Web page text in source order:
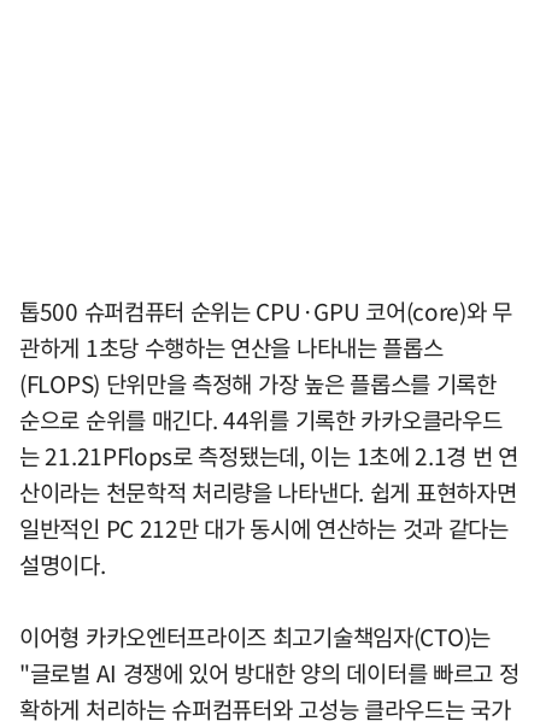
톱500 슈퍼컴퓨터 순위는 CPU·GPU 코어(core)와 무
관하게 1초당 수행하는 연산을 나타내는 플롭스
(FLOPS) 단위만을 측정해 가장 높은 플롭스를 기록한
순으로 순위를 매긴다. 44위를 기록한 카카오클라우드
는 21.21PFlops로 측정됐는데, 이는 1초에 2.1경 번 연
산이라는 천문학적 처리량을 나타낸다. 쉽게 표현하자면
일반적인 PC 212만 대가 동시에 연산하는 것과 같다는
설명이다.
이어형 카카오엔터프라이즈 최고기술책임자(CTO)는
"글로벌 AI 경쟁에 있어 방대한 양의 데이터를 빠르고 정
확하게 처리하는 슈퍼컴퓨터와 고성능 클라우드는 국가